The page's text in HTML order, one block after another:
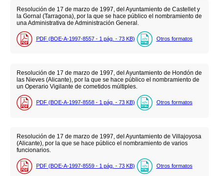
Resolución de 17 de marzo de 1997, del Ayuntamiento de Castellet y
la Gornal (Tarragona), por la que se hace público el nombramiento de
una Administrativa de Administración General.
PDF (BOE-A-1997-8557 - 1 pág. - 73 KB) Otros formatos
Resolución de 17 de marzo de 1997, del Ayuntamiento de Hondón de
las Nieves (Alicante), por la que se hace público el nombramiento de
un Operario Vigilante de cometidos múltiples.
PDF (BOE-A-1997-8558 - 1 pág. - 73 KB) Otros formatos
Resolución de 17 de marzo de 1997, del Ayuntamiento de Villajoyosa
(Alicante), por la que se hace público el nombramiento de varios
funcionarios.
PDF (BOE-A-1997-8559 - 1 pág. - 73 KB) Otros formatos